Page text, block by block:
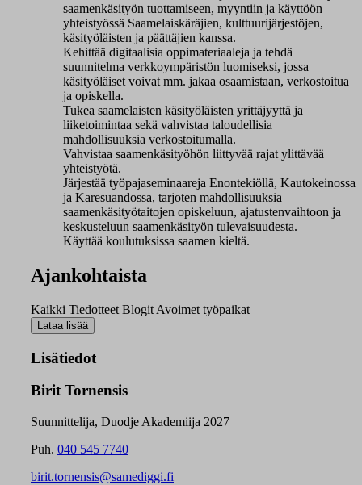
saamenkäsityön tuottamiseen, myyntiin ja käyttöön
yhteistyössä Saamelaiskäräjien, kulttuurijärjestöjen,
käsityöläisten ja päättäjien kanssa.
Kehittää digitaalisia oppimateriaaleja ja tehdä
suunnitelma verkkoympäristön luomiseksi, jossa
käsityöläiset voivat mm. jakaa osaamistaan, verkostoitua
ja opiskella.
Tukea saamelaisten käsityöläisten yrittäjyyttä ja
liiketoimintaa sekä vahvistaa taloudellisia
mahdollisuuksia verkostoitumalla.
Vahvistaa saamenkäsityöhön liittyvää rajat ylittävää
yhteistyötä.
Järjestää työpajaseminaareja Enontekiöllä, Kautokeinossa
ja Karesuandossa, tarjoten mahdollisuuksia
saamenkäsityötaitojen opiskeluun, ajatustenvaihtoon ja
keskusteluun saamenkäsityön tulevaisuudesta.
Käyttää koulutuksissa saamen kieltä.
Ajankohtaista
Kaikki Tiedotteet Blogit Avoimet työpaikat
Lisätiedot
Birit Tornensis
Suunnittelija, Duodje Akademiija 2027
Puh. 040 545 7740
birit.tornensis@samediggi.fi